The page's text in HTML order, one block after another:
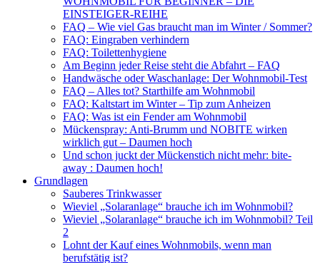
EINSTEIGER-REIHE
FAQ – Wie viel Gas braucht man im Winter / Sommer?
FAQ: Eingraben verhindern
FAQ: Toilettenhygiene
Am Beginn jeder Reise steht die Abfahrt – FAQ
Handwäsche oder Waschanlage: Der Wohnmobil-Test
FAQ – Alles tot? Starthilfe am Wohnmobil
FAQ: Kaltstart im Winter – Tip zum Anheizen
FAQ: Was ist ein Fender am Wohnmobil
Mückenspray: Anti-Brumm und NOBITE wirken
wirklich gut – Daumen hoch
Und schon juckt der Mückenstich nicht mehr: bite-
away : Daumen hoch!
Grundlagen
Sauberes Trinkwasser
Wieviel „Solaranlage“ brauche ich im Wohnmobil?
Wieviel „Solaranlage“ brauche ich im Wohnmobil? Teil
2
Lohnt der Kauf eines Wohnmobils, wenn man
berufstätig ist?